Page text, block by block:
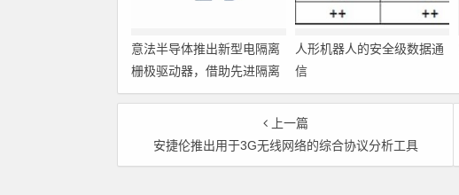
意法半导体推出新型电隔离
栅极驱动器，借助先进隔离
技术简化电源设计
人形机器人的安全级数据通
信
上一篇
安捷伦推出用于3G无线网络的综合协议分析工具